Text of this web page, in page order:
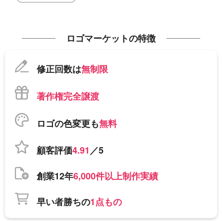
ロゴマーケットの特徴
修正回数は無制限
著作権完全譲渡
ロゴの色変更も無料
顧客評価4.91／5
創業12年6,000件以上制作実績
早い者勝ちの1点もの